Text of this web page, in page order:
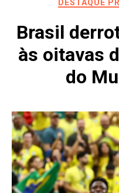
DESTAQUE
Brasil
às oitavas
do